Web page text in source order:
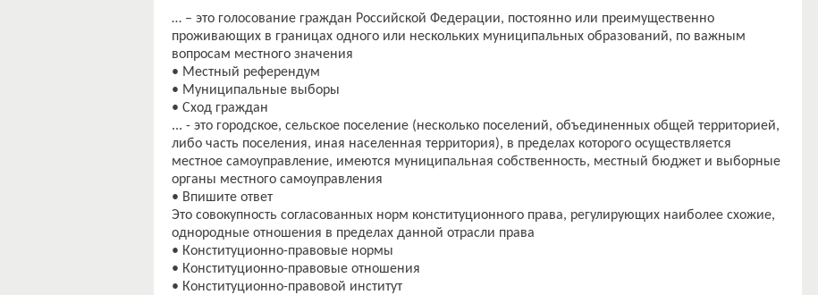
… – это голосование граждан Российской Федерации, постоянно или преимущественно
проживающих в границах одного или нескольких муниципальных образований, по важным
вопросам местного значения
• Местный референдум
• Муниципальные выборы
• Сход граждан
... - это городское, сельское поселение (несколько поселений, объединенных общей территорией,
либо часть поселения, иная населенная территория), в пределах которого осуществляется
местное самоуправление, имеются муниципальная собственность, местный бюджет и выборные
органы местного самоуправления
• Впишите ответ
Это совокупность согласованных норм конституционного права, регулирующих наиболее схожие,
однородные отношения в пределах данной отрасли права
• Конституционно-правовые нормы
• Конституционно-правовые отношения
• Конституционно-правовой институт